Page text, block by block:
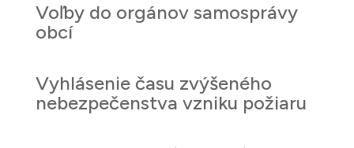
Voľby do orgánov samosprávy
obcí
Vyhlásenie času zvýšeného
nebezpečenstva vzniku požiaru